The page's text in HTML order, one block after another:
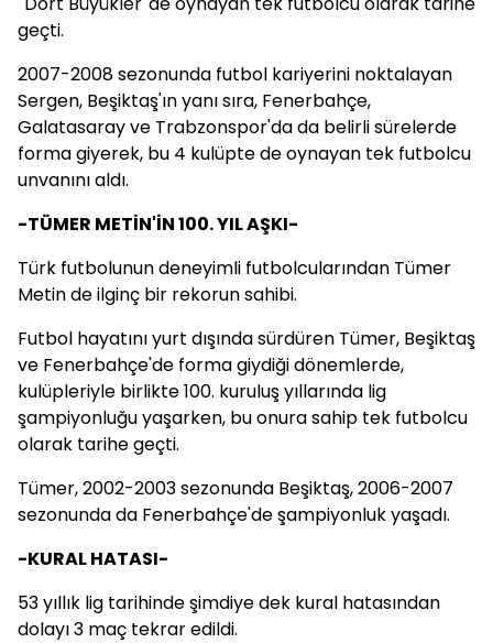
geçti.
2007-2008 sezonunda futbol kariyerini noktalayan
Sergen, Beşiktaş'ın yanı sıra, Fenerbahçe,
Galatasaray ve Trabzonspor'da da belirli sürelerde
forma giyerek, bu 4 kulüpte de oynayan tek futbolcu
unvanını aldı.
-TÜMER METİN'İN 100. YIL AŞKI-
Türk futbolunun deneyimli futbolcularından Tümer
Metin de ilginç bir rekorun sahibi.
Futbol hayatını yurt dışında sürdüren Tümer, Beşiktaş
ve Fenerbahçe'de forma giydiği dönemlerde,
kulüpleriyle birlikte 100. kuruluş yıllarında lig
şampiyonluğu yaşarken, bu onura sahip tek futbolcu
olarak tarihe geçti.
Tümer, 2002-2003 sezonunda Beşiktaş, 2006-2007
sezonunda da Fenerbahçe'de şampiyonluk yaşadı.
-KURAL HATASI-
53 yıllık lig tarihinde şimdiye dek kural hatasından
dolayı 3 maç tekrar edildi.